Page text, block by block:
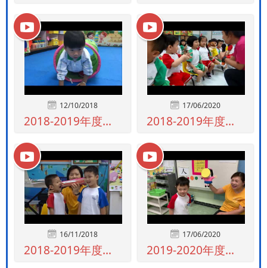
12/10/2018
2018-2019年度上午及全日幼兒班2...
17/06/2020
2018-2019年度上午及全日幼兒班1...
16/11/2018
2018-2019年度上午及全日幼兒班1...
17/06/2020
2019-2020年度上午及全日幼兒2組